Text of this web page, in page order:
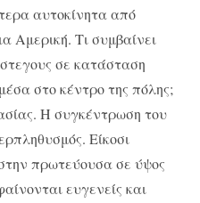
αυτοκίνητα από
Αμερική. Τι συμβαίνει
σε κατάσταση
στο κέντρο της πόλης;
Η συγκέντρωση του
Είκοσι
πρωτεύουσα σε ύψος
ευγενείς και